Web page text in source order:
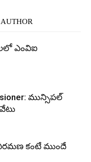
ఎంవిఐ
మున్సిపల్
విరమణ కంటే ముందే